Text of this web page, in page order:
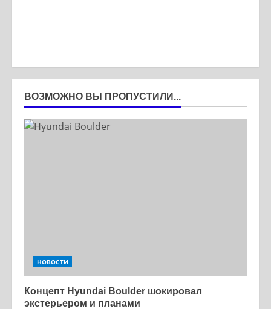
ВОЗМОЖНО ВЫ ПРОПУСТИЛИ...
НОВОСТИ
Концепт Hyundai Boulder шокировал
экстерьером и планами